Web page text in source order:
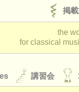
掲
the
for classical
講習会